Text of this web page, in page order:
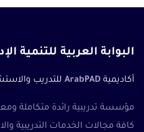
البوابة العربية للتنمية
أكاديمية ArabPAD للتدريب
مؤسسة تدريبية رائدة متكاملة